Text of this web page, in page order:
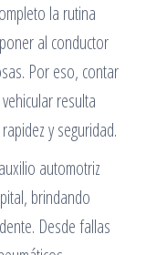
la rutina
al conductor
Por eso, contar
resulta
y seguridad.
automotriz
brindando
Desde fallas